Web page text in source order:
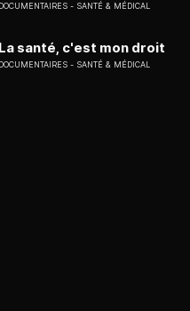
DOCUMENTAIRES SANTÉ & MÉDICAL
La santé, c'est mon droit
DOCUMENTAIRES SANTÉ & MÉDICAL